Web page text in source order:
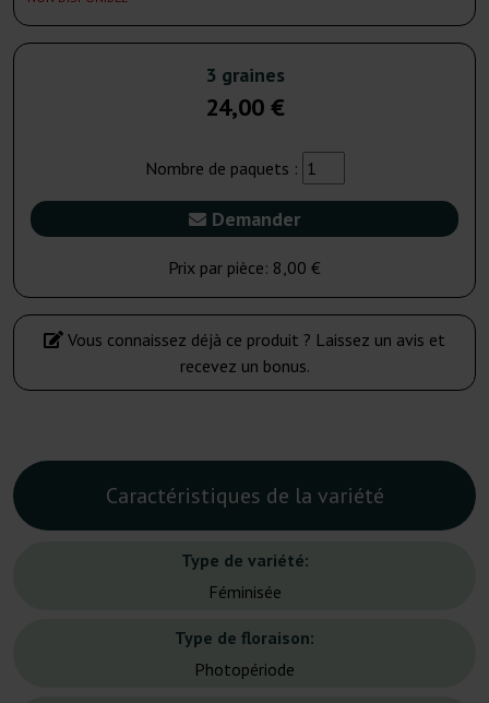
3 graines
24,00 €
Nombre de paquets :
Demander
Prix par pièce: 8,00 €
Vous connaissez déjà ce produit ? Laissez un avis et
recevez un bonus.
Caractéristiques de la variété
Type de variété:
Féminisée
Type de floraison:
Photopériode